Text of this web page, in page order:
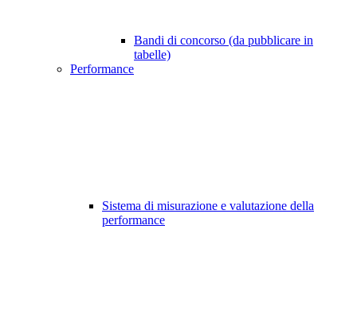
Bandi di concorso (da pubblicare in
tabelle)
Performance
Sistema di misurazione e valutazione della
performance